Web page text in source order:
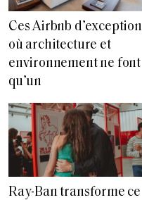
Ces Airbnb d’exception
où architecture et
environnement ne font
qu’un
Ray-Ban transforme ce